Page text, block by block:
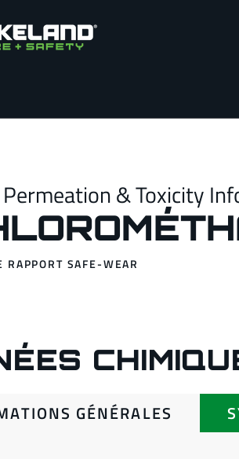
Permeation & Toxicity
RAPPORT SAFE-WEAR
GÉNÉRALES